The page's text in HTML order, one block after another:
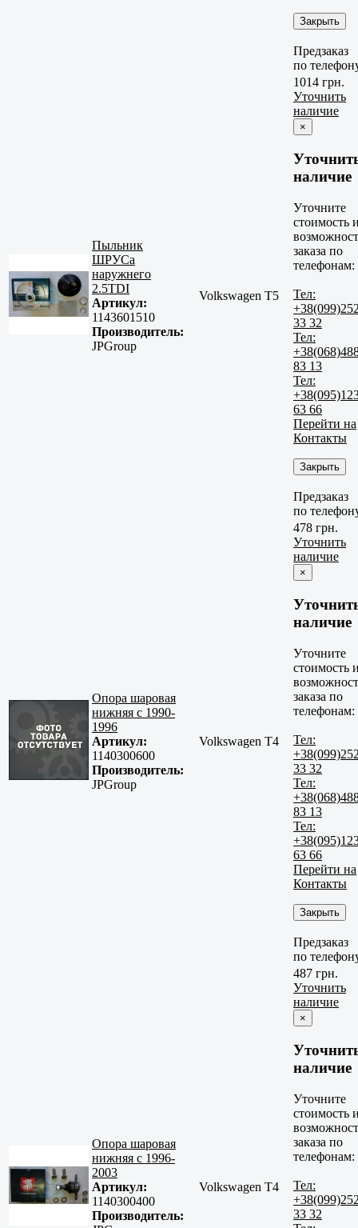
Закрыть
Предзаказ
по
Пыльник
ШРУСа
наружнего
2.5TDI
Артикул:
1143601510
Производитель:
JPGroup
Volkswagen T5
1014 грн.
Уточнить
наличие
×
наличие
Уточните
стоимость
заказа по
телефонам:
Тел:
33 32
Тел:
83 13
Тел:
63 66
Перейти на
Контакты
Закрыть
Предзаказ
по
Опора шаровая
нижняя с 1990-
1996
Артикул:
1140300600
Производитель:
JPGroup
Volkswagen T4
478 грн.
Уточнить
наличие
×
наличие
Уточните
стоимость
заказа по
телефонам:
Тел:
33 32
Тел:
83 13
Тел:
63 66
Перейти на
Контакты
Закрыть
Предзаказ
по
Опора шаровая
нижняя с 1996-
2003
Артикул:
1140300400
Производитель:
Volkswagen T4
487 грн.
Уточнить
наличие
×
наличие
Уточните
стоимость
заказа по
телефонам:
Тел:
33 32